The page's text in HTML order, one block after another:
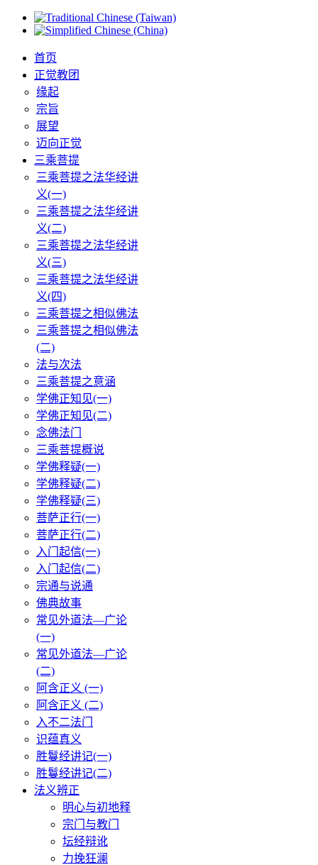
首页
正觉教团
缘起
宗旨
展望
迈向正觉
三乘菩提
三乘菩提之法华经讲
义(一)
三乘菩提之法华经讲
义(二)
三乘菩提之法华经讲
义(三)
三乘菩提之法华经讲
义(四)
三乘菩提之相似佛法
三乘菩提之相似佛法
(二)
法与次法
三乘菩提之意涵
学佛正知见(一)
学佛正知见(二)
念佛法门
三乘菩提概说
学佛释疑(一)
学佛释疑(二)
学佛释疑(三)
菩萨正行(一)
菩萨正行(二)
入门起信(一)
入门起信(二)
宗通与说通
佛典故事
常见外道法—广论
(一)
常见外道法—广论
(二)
阿含正义 (一)
阿含正义 (二)
入不二法门
识蕴真义
胜鬘经讲记(一)
胜鬘经讲记(二)
法义辨正
明心与初地释
宗门与教门
坛经辩讹
力挽狂澜